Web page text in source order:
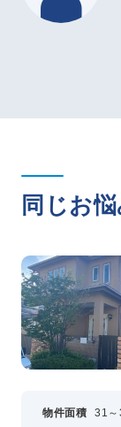
同じお
物件面積 31～